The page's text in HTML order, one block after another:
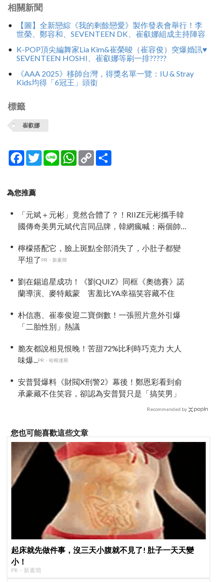
相關新聞
【圖】全新戀綜《我的剩餘戀愛》製作發表會舉行！李
世榮、鄭容和、SEVENTEEN DK、崔叡娜組成主持陣容
K-POP頂尖編舞家Lia Kim&崔榮晙（崔容俊）突爆婚訊♥
SEVENTEEN HOSHI、崔叡娜等刷一排?????
《AAA 2025》移師台灣，得獎名單一覽：IU & Stray
Kids均得「6冠王」頭銜
標籤
崔叡娜
Facebook
TwitterLine WhatsApp
Copy
Link
為您推薦
「元斌＋元彬」竟然合體了？！RIIZE元彬攜手韓
國傳奇美男元斌代言同品牌，韓網瘋喊：兩個帥
檸檬搭配它，臉上斑點全部消失了，小肚子都變
平坦了 PR・新素簡
劉在錫追星成功！《劉QUIZ》同框《奧德賽》諾
蘭導演、麥特戴蒙 害羞比YA幸福笑容藏不住
朴信惠、崔泰俊迎二寶倒數！一張照片意外引爆
「二胎性別」熱議
脆友都說相見恨晚！苦甜72%比利時巧克力 大人
味爆...PR・哈根達斯
安普賢爆料《財閥X刑警2》幕後！鄭恩彩看到俞
承豪藏不住笑容，卻認為安普賢只是「搞笑男」
Recommended by
您也可能喜歡這些文章
起床就先做件事，沒三天小腹就不見了! 肚子一天天變
小！
PR・新素簡